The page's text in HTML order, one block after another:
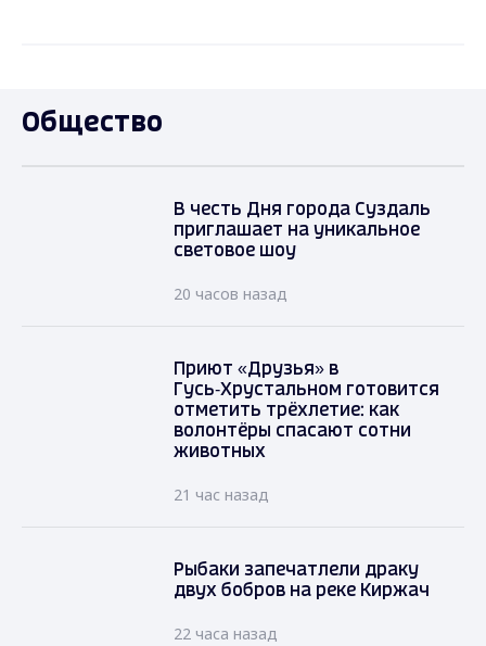
Общество
В честь Дня города Суздаль
приглашает на уникальное
световое шоу
20 часов назад
Приют «Друзья» в
Гусь‑Хрустальном готовится
отметить трёхлетие: как
волонтёры спасают сотни
животных
21 час назад
Рыбаки запечатлели драку
двух бобров на реке Киржач
22 часа назад